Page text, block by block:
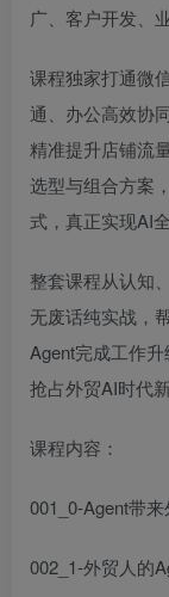
广、客户开发、
课程独家打通微
通、办公高效协
精准提升店铺流
选型与组合方案
式，真正实现AI
整套课程从认知
无废话纯实战，
Agent完成工作
抢占外贸AI时代新
课程内容：
001_0-Agent带
002_1-外贸人的